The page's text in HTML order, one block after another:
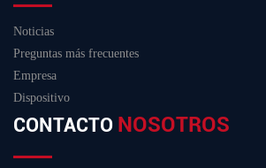
Noticias
Preguntas más frecuentes
Empresa
Dispositivo
CONTACTO NOSOTROS